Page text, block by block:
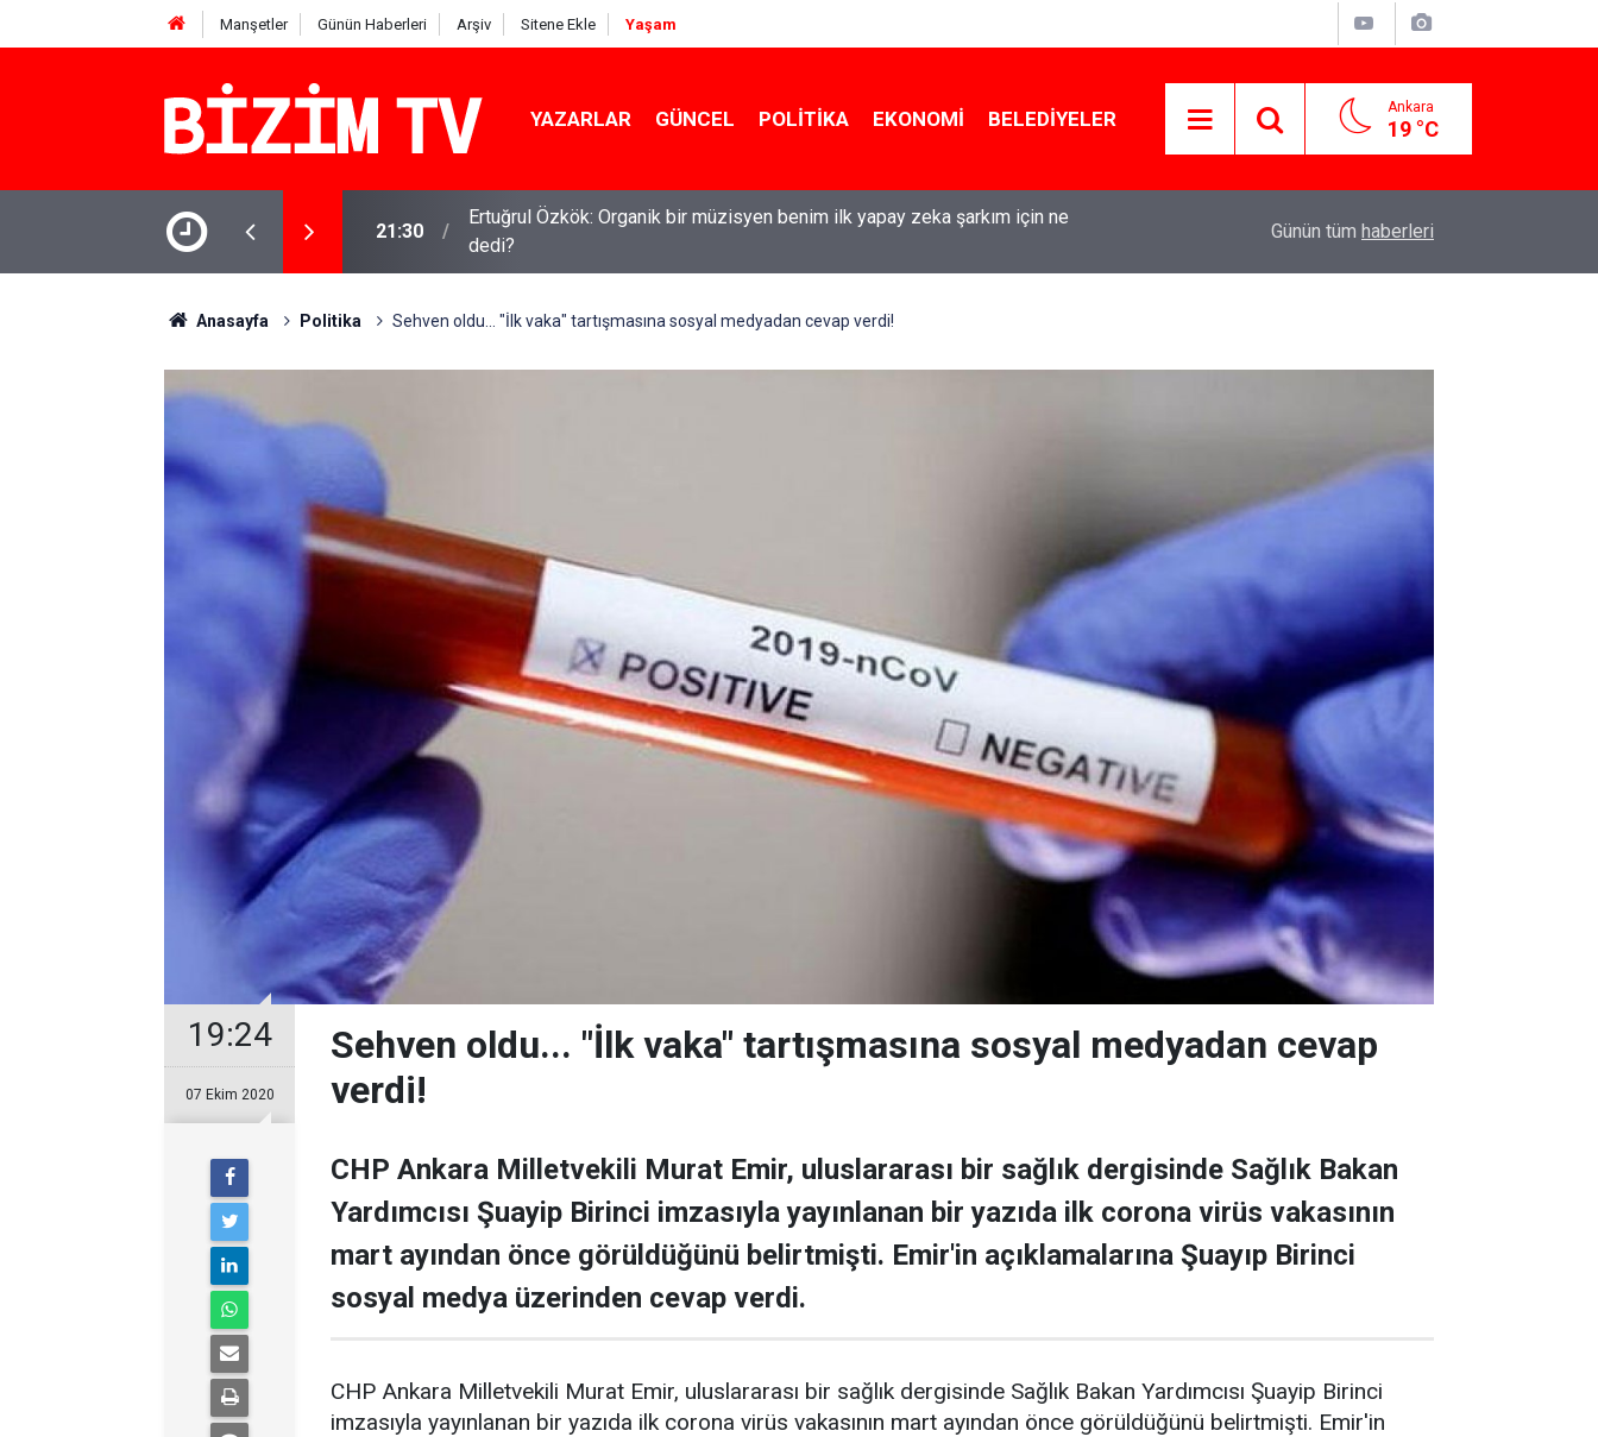
Manşetler Günün Haberleri Arşiv Sitene Ekle Yaşam
YAZARLAR GÜNCEL POLITIKA EKONOMI BELEDIYELER Ankara
19 °C
benim ilk yapay zeka şarkım için ne
16:11
Kirli çamaşırlar ortaya serildi... ROK itirafçı mı oldu? Fatih Altaylı'dan bomba
iddia
Özgür Özel'den Le Monde'a çarpıcı yazı: 'Bu
Günün tüm haberleri
Anasayfa Politika Sehven oldu... "İlk vaka" tartışmasına sosyal medyadan cevap verdi!
19:24
07 Ekim 2020
Sehven oldu... "İlk vaka" tartışmasına sosyal medyadan cevap
verdi!
CHP Ankara Milletvekili Murat Emir, uluslararası bir sağlık dergisinde Sağlık Bakan
Yardımcısı Şuayip Birinci imzasıyla yayınlanan bir yazıda ilk corona virüs vakasının
mart ayından önce görüldüğünü belirtmişti. Emir'in açıklamalarına Şuayıp Birinci
sosyal medya üzerinden cevap verdi.
CHP Ankara Milletvekili Murat Emir, uluslararası bir sağlık dergisinde Sağlık Bakan Yardımcısı Şuayip Birinci
imzasıyla yayınlanan bir yazıda ilk corona virüs vakasının mart ayından önce görüldüğünü belirtmişti. Emir'in